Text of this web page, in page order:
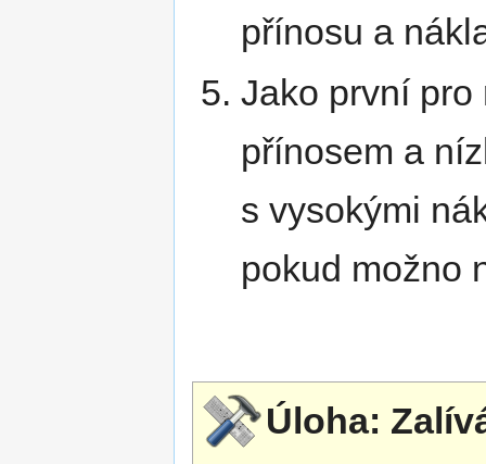
přínosu a
Jako první pro
přínosem a
s vysokými
pokud možno
Úloha: